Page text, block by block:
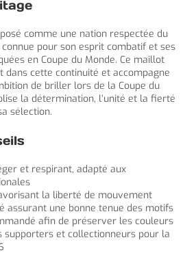
comme une nation respectée du
pour son esprit combatif et ses
en Coupe du Monde. Ce maillot
dans cette continuité et accompagne
de briller lors de la Coupe du
la détermination, l’unité et la fierté
sélection.
et respirant, adapté aux
la liberté de mouvement
assurant une bonne tenue des motifs
afin de préserver les couleurs
supporters et collectionneurs pour la